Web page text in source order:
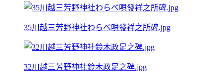
35川越三芳野神社わらべ唄發祥之所碑.jpg
32川越三芳野神社鈴木政足之碑.jpg